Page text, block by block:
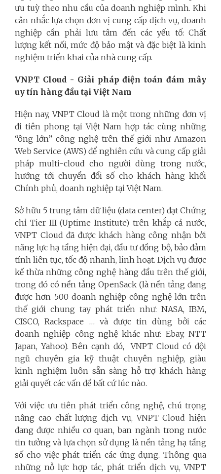
ưu tuỳ theo nhu cầu của doanh nghiệp mình. Khi
cân nhắc lựa chọn đơn vị cung cấp dịch vụ, doanh
nghiệp cần phải lưu tâm đến các yếu tố: Chất
lượng kết nối, mức độ bảo mật và đặc biệt là kinh
nghiệm triển khai của nhà cung cấp.
VNPT Cloud - Giải pháp điện toán đám mây
uy tín hàng đầu tại Việt Nam
Hiện nay, VNPT Cloud là một trong những đơn vị
đi tiên phong tại Việt Nam hợp tác cùng những
“ông lớn” công nghệ trên thế giới như Amazon
Web Service (AWS) để nghiên cứu và cung cấp giải
pháp multi-cloud cho người dùng trong nước,
hướng tới chuyển đổi số cho khách hàng khối
Chính phủ, doanh nghiệp tại Việt Nam.
Sở hữu 5 trung tâm dữ liệu (data center) đạt Chứng
chỉ Tier III (Uptime Institute) trên khắp cả nước,
VNPT Cloud đã được khách hàng công nhận bởi
năng lực hạ tầng hiện đại, đầu tư đồng bộ, bảo đảm
tính liên tục, tốc độ nhanh, linh hoạt. Dịch vụ được
kế thừa những công nghệ hàng đầu trên thế giới,
trong đó có nền tảng OpenSack (là nền tảng đang
được hơn 500 doanh nghiệp công nghệ lớn trên
thế giới chung tay phát triển như: NASA, IBM,
CISCO, Rackspace … và được tin dùng bởi các
doanh nghiệp công nghệ khác như: Ebay, NTT
Japan, Yahoo). Bên cạnh đó, VNPT Cloud có đội
ngũ chuyên gia kỹ thuật chuyên nghiệp, giàu
kinh nghiệm luôn sẵn sàng hỗ trợ khách hàng
giải quyết các vấn đề bất cứ lúc nào.
Với việc ưu tiên phát triển công nghệ, chú trọng
nâng cao chất lượng dịch vụ, VNPT Cloud hiện
đang được nhiều cơ quan, ban ngành trong nước
tin tưởng và lựa chọn sử dụng là nền tảng hạ tầng
số cho việc phát triển các ứng dụng. Thông qua
những nỗ lực hợp tác, phát triển dịch vụ, VNPT